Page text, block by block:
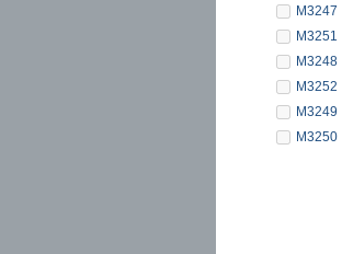
M3247
M3251
M3248
M3252
M3249
M3250